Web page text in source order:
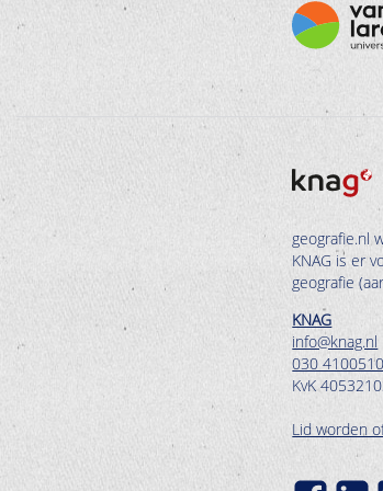
geografie.nl
KNAG is er
geografie
KNAG
info@knag.nl
030 4100510
KvK
Lid worden